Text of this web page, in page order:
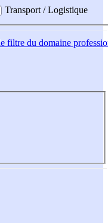
Transport / Logistique
filtre du domaine